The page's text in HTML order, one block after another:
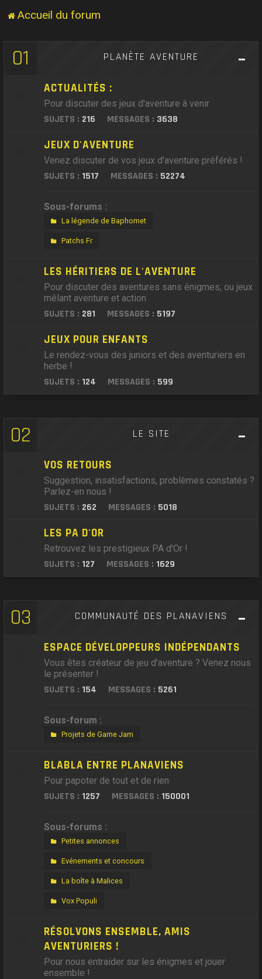
Accueil du forum
01 PLANÈTE AVENTURE
ACTUALITÉS :
Pour discuter des jeux d'aventure à venir
SUJETS : 216 MESSAGES : 3638
JEUX D'AVENTURE
Venez discuter de vos jeux d'aventure préférés !
SUJETS : 1517 MESSAGES : 52274
Sous-forums :
La légende de Baphomet
Patchs Fr
LES HÉRITIERS DE L'AVENTURE
Pour discuter des aventures sans énigmes, ou jeux
mêlant aventure et action
SUJETS : 281 MESSAGES : 5197
JEUX POUR ENFANTS
Le rendez-vous des juniors et des aventuriers en
herbe !
SUJETS : 124 MESSAGES : 599
02 LE SITE
VOS RETOURS
Suggestion, insatisfactions, problèmes constatés ?
Parlez-en nous !
SUJETS : 262 MESSAGES : 5018
LES PA D'OR
Retrouvez les prestigieux PA d'Or !
SUJETS : 127 MESSAGES : 1629
03 COMMUNAUTÉ DES PLANAVIENS
ESPACE DÉVELOPPEURS INDÉPENDANTS
Vous êtes créateur de jeu d'aventure ? Venez nous
le présenter !
SUJETS : 154 MESSAGES : 5261
Sous-forum :
Projets de Game Jam
BLABLA ENTRE PLANAVIENS
Pour papoter de tout et de rien
SUJETS : 1257 MESSAGES : 150001
Sous-forums :
Petites annonces
Evénements et concours
La boîte à Malices
Vox Populi
RÉSOLVONS ENSEMBLE, AMIS
AVENTURIERS !
Pour nous entraider sur les énigmes et jouer
ensemble !